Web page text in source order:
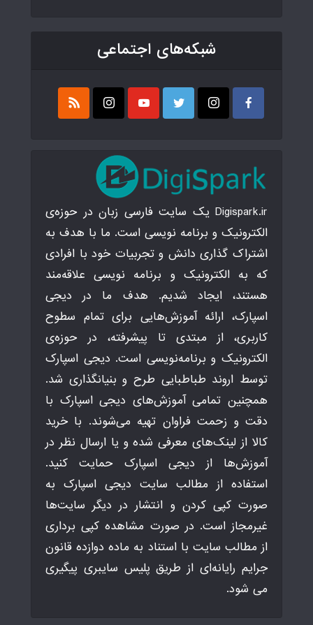
شبکه‌های اجتماعی
Digispark.ir یک سایت فارسی زبان در حوزه‌ی
الکترونیک و برنامه نویسی است. ما با هدف به
اشتراک گذاری دانش و تجربیات خود با افرادی
که به الکترونیک و برنامه نویسی علاقه‌مند
هستند، ایجاد شدیم. هدف ما در دیجی
اسپارک، ارائه آموزش‌هایی برای تمام سطوح
کاربری، از مبتدی تا پیشرفته، در حوزه‌ی
الکترونیک و برنامه‌نویسی است. دیجی اسپارک
توسط اروند طباطبایی طرح و بنیانگذاری شد.
همچنین تمامی آموزش‌های دیجی اسپارک با
دقت و زحمت فراوان تهیه می‌شوند. با خرید
کالا از لینک‌های معرفی شده و یا ارسال نظر در
آموزش‌ها از دیجی اسپارک حمایت کنید.
استفاده از مطالب سایت دیجی اسپارک به
صورت کپی کردن و انتشار در دیگر سایت‌ها
غیرمجاز است. در صورت مشاهده کپی برداری
از مطالب سایت با استناد به ماده دوازده قانون
جرایم رایانه‌ای از طریق پلیس سایبری پیگیری
می شود.